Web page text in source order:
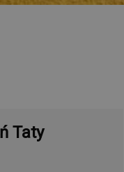
Taty